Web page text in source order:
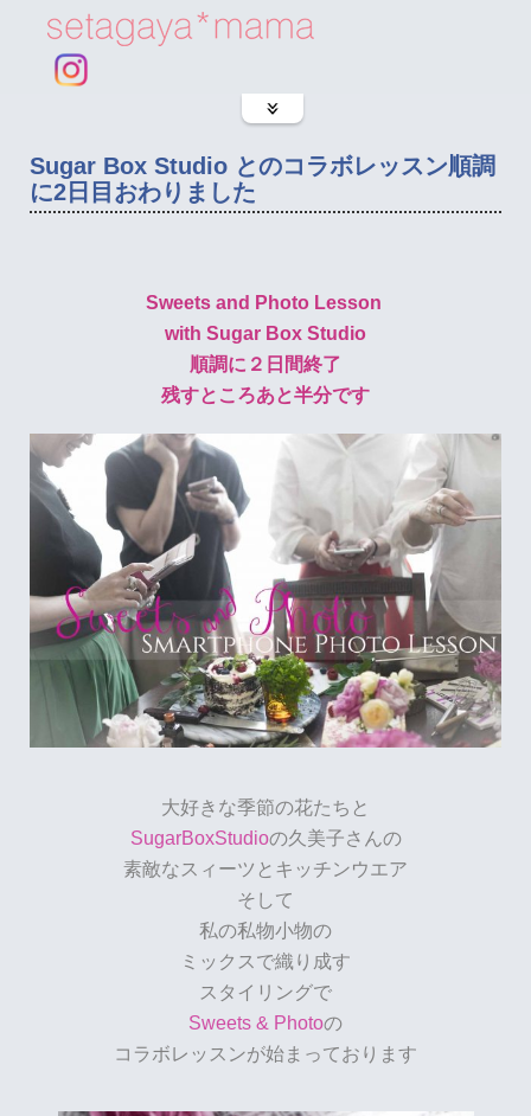
Sugar Box Studio とのコラボレッスン順調
に2日目おわりました
Sweets and Photo Lesson
with Sugar Box Studio
順調に２日間終了
残すところあと半分です
大好きな季節の花たちと
SugarBoxStudioの久美子さんの
素敵なスィーツとキッチンウエア
そして
私の私物小物の
ミックスで織り成す
スタイリングで
Sweets & Photoの
コラボレッスンが始まっております